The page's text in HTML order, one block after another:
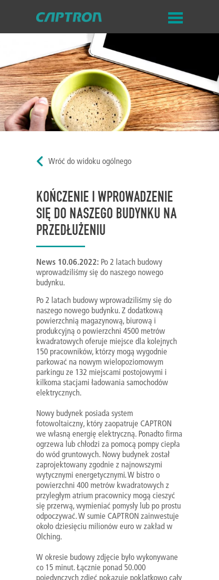
Wróć do widoku ogólnego
KOŃCZENIE I WPROWADZENIE
SIĘ DO NASZEGO BUDYNKU NA
PRZEDŁUŻENIU
News 10.06.2022: Po 2 latach budowy
wprowadziliśmy się do naszego nowego
budynku.
Po 2 latach budowy wprowadziliśmy się do
naszego nowego budynku. Z dodatkową
powierzchnią magazynową, biurową i
produkcyjną o powierzchni 4500 metrów
kwadratowych oferuje miejsce dla kolejnych
150 pracowników, którzy mogą wygodnie
parkować na nowym wielopoziomowym
parkingu ze 132 miejscami postojowymi i
kilkoma stacjami ładowania samochodów
elektrycznych.
Nowy budynek posiada system
fotowoltaiczny, który zaopatruje CAPTRON
we własną energię elektryczną. Ponadto firma
ogrzewa lub chłodzi za pomocą pompy ciepła
do wód gruntowych. Nowy budynek został
zaprojektowany zgodnie z najnowszymi
wytycznymi energetycznymi. W bistro o
powierzchni 400 metrów kwadratowych z
przyległym atrium pracownicy mogą cieszyć
się przerwą, wymieniać pomysły lub po prostu
odpoczywać. W sumie CAPTRON zainwestuje
około dziesięciu milionów euro w zakład w
Olching.
W okresie budowy zdjęcie było wykonywane
co 15 minut. Łącznie ponad 50.000
pojedynczych zdjęć pokazuje poklatkowo cały